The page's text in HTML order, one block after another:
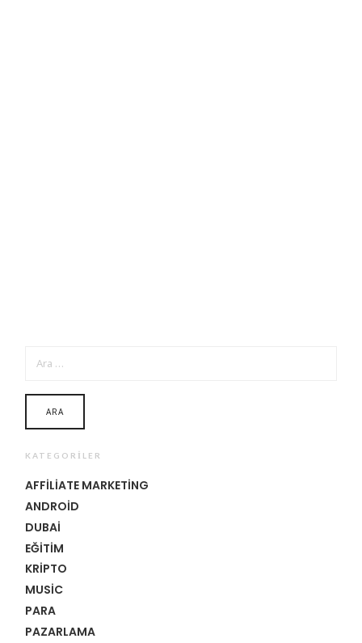
KATEGORILER
AFFILIATE MARKETING
ANDROID
DUBAI
EĞITIM
KRIPTO
MUSIC
PARA
PAZARLAMA